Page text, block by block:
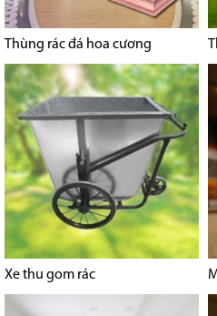
Thùng rác đá hoa cương
Xe thu gom rác